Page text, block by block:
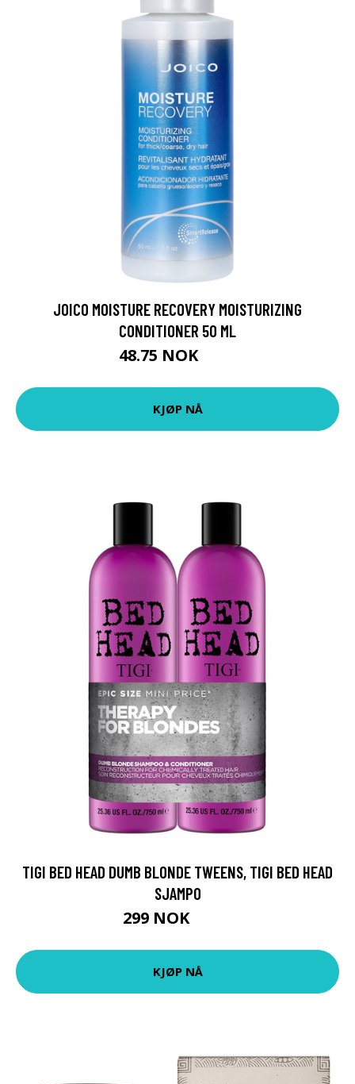
JOICO MOISTURE RECOVERY MOISTURIZING
CONDITIONER 50 ML
48.75 NOK
KJØP NÅ
TIGI BED HEAD DUMB BLONDE TWEENS, TIGI BED HEAD
SJAMPO
299 NOK
KJØP NÅ